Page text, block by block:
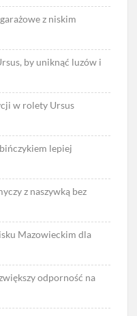
z niskim
by uniknąć luzów i
w rolety Ursus
lepiej
z naszywką bez
Mazowieckim dla
odporność na